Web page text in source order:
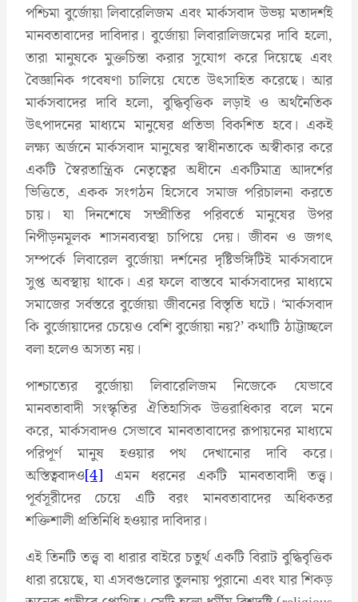
পশ্চিমা বুর্জোয়া লিবারেলিজম এবং মার্কসবাদ উভয় মতাদর্শই
মানবতাবাদের দাবিদার। বুর্জোয়া লিবারালিজমের দাবি হলো,
তারা মানুষকে মুক্তচিন্তা করার সুযোগ করে দিয়েছে এবং
বৈজ্ঞানিক গবেষণা চালিয়ে যেতে উৎসাহিত করেছে। আর
মার্কসবাদের দাবি হলো, বুদ্ধিবৃত্তিক লড়াই ও অর্থনৈতিক
উৎপাদনের মাধ্যমে মানুষের প্রতিভা বিকশিত হবে। একই
লক্ষ্য অর্জনে মার্কসবাদ মানুষের স্বাধীনতাকে অস্বীকার করে
একটি স্বৈরতান্ত্রিক নেতৃত্বের অধীনে একটিমাত্র আদর্শের
ভিত্তিতে, একক সংগঠন হিসেবে সমাজ পরিচালনা করতে
চায়। যা দিনশেষে সম্প্রীতির পরিবর্তে মানুষের উপর
নিপীড়নমূলক শাসনব্যবস্থা চাপিয়ে দেয়। জীবন ও জগৎ
সম্পর্কে লিবারেল বুর্জোয়া দর্শনের দৃষ্টিভঙ্গিটিই মার্কসবাদে
সুপ্ত অবস্থায় থাকে। এর ফলে বাস্তবে মার্কসবাদের মাধ্যমে
সমাজের সর্বস্তরে বুর্জোয়া জীবনের বিস্তৃতি ঘটে। ‘মার্কসবাদ
কি বুর্জোয়াদের চেয়েও বেশি বুর্জোয়া নয়?’ কথাটি ঠাট্টাচ্ছলে
বলা হলেও অসত্য নয়।
পাশ্চাত্যের বুর্জোয়া লিবারেলিজম নিজেকে যেভাবে
মানবতাবাদী সংস্কৃতির ঐতিহাসিক উত্তরাধিকার বলে মনে
করে, মার্কসবাদও সেভাবে মানবতাবাদের রূপায়নের মাধ্যমে
পরিপূর্ণ মানুষ হওয়ার পথ দেখানোর দাবি করে।
অস্তিত্ববাদও[4] এমন ধরনের একটি মানবতাবাদী তত্ত্ব।
পূর্বসূরীদের চেয়ে এটি বরং মানবতাবাদের অধিকতর
শক্তিশালী প্রতিনিধি হওয়ার দাবিদার।
এই তিনটি তত্ত্ব বা ধারার বাইরে চতুর্থ একটি বিরাট বুদ্ধিবৃত্তিক
ধারা রয়েছে, যা এসবগুলোর তুলনায় পুরানো এবং যার শিকড়